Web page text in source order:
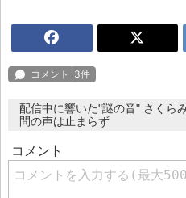
配信中に響いた"謎の音" さくら
問の声は止まらず